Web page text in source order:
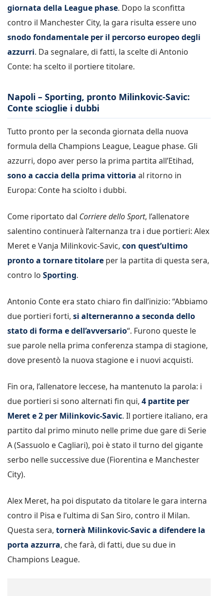
giornata della League phase. Dopo la sconfitta
contro il Manchester City, la gara risulta essere uno
snodo fondamentale per il percorso europeo degli
azzurri. Da segnalare, di fatti, la scelte di Antonio
Conte: ha scelto il portiere titolare.
Napoli – Sporting, pronto Milinkovic-Savic:
Conte scioglie i dubbi
Tutto pronto per la seconda giornata della nuova
formula della Champions League, League phase. Gli
azzurri, dopo aver perso la prima partita all’Etihad,
sono a caccia della prima vittoria al ritorno in
Europa: Conte ha sciolto i dubbi.
Come riportato dal Corriere dello Sport, l’allenatore
salentino continuerà l’alternanza tra i due portieri: Alex
Meret e Vanja Milinkovic-Savic, con quest’ultimo
pronto a tornare titolare per la partita di questa sera,
contro lo Sporting.
Antonio Conte era stato chiaro fin dall’inizio: “Abbiamo
due portieri forti, si alterneranno a seconda dello
stato di forma e dell’avversario“. Furono queste le
sue parole nella prima conferenza stampa di stagione,
dove presentò la nuova stagione e i nuovi acquisti.
Fin ora, l’allenatore leccese, ha mantenuto la parola: i
due portieri si sono alternati fin qui, 4 partite per
Meret e 2 per Milinkovic-Savic. Il portiere italiano, era
partito dal primo minuto nelle prime due gare di Serie
A (Sassuolo e Cagliari), poi è stato il turno del gigante
serbo nelle successive due (Fiorentina e Manchester
City).
Alex Meret, ha poi disputato da titolare le gara interna
contro il Pisa e l’ultima di San Siro, contro il Milan.
Questa sera, tornerà Milinkovic-Savic a difendere la
porta azzurra, che farà, di fatti, due su due in
Champions League.